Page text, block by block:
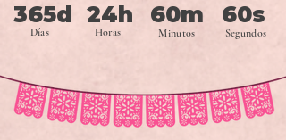
Días Horas Minutos Segundos
365d 24h 60m 60s